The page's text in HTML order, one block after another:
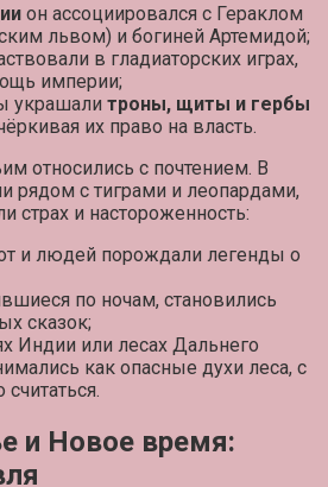
он ассоциировался с Гераклом
львом) и богиней Артемидой;
в гладиаторских играх,
империи;
украшали троны, щиты и гербы
их право на власть.
относились с почтением. В
рядом с тиграми и леопардами,
страх и настороженность:
и людей порождали легенды о
по ночам, становились
сказок;
Индии или лесах Дальнего
как опасные духи леса, с
и Новое время: